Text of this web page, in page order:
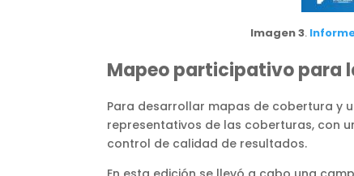
Imagen 3.
Mapeo participativo para
Para desarrollar mapas de cobertura y
representativos de las coberturas, con
control de calidad de resultados.